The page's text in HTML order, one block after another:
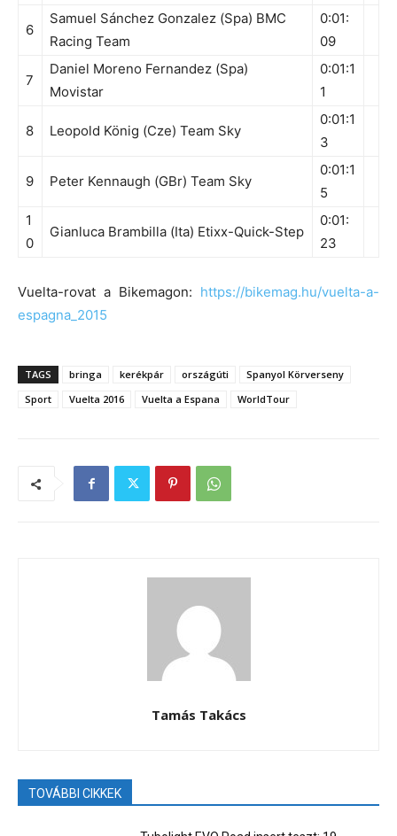
6
Samuel Sánchez Gonzalez (Spa) BMC
Racing Team
0:01:
09
7
Daniel Moreno Fernandez (Spa)
Movistar
0:01:1
1
8 Leopold König (Cze) Team Sky
0:01:1
3
9 Peter Kennaugh (GBr) Team Sky
0:01:1
5
1
0
Gianluca Brambilla (Ita) Etixx-Quick-Step
0:01:
23
Vuelta-rovat a Bikemagon: https://bikemag.hu/vuelta-a-
espagna_2015
TAGS bringa kerékpár országúti
Spanyol Körverseny
Sport
Vuelta 2016 Vuelta a Espana WorldTour
Tamás Takács
TOVÁBBI CIKKEK